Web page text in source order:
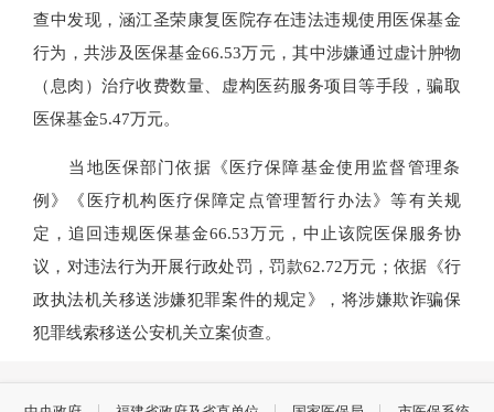
查中发现，涵江圣荣康复医院存在违法违规使用医保基金
行为，共涉及医保基金66.53万元，其中涉嫌通过虚计肿物
（息肉）治疗收费数量、虚构医药服务项目等手段，骗取
医保基金5.47万元。
当地医保部门依据《医疗保障基金使用监督管理条
例》《医疗机构医疗保障定点管理暂行办法》等有关规
定，追回违规医保基金66.53万元，中止该院医保服务协
议，对违法行为开展行政处罚，罚款62.72万元；依据《行
政执法机关移送涉嫌犯罪案件的规定》，将涉嫌欺诈骗保
犯罪线索移送公安机关立案侦查。